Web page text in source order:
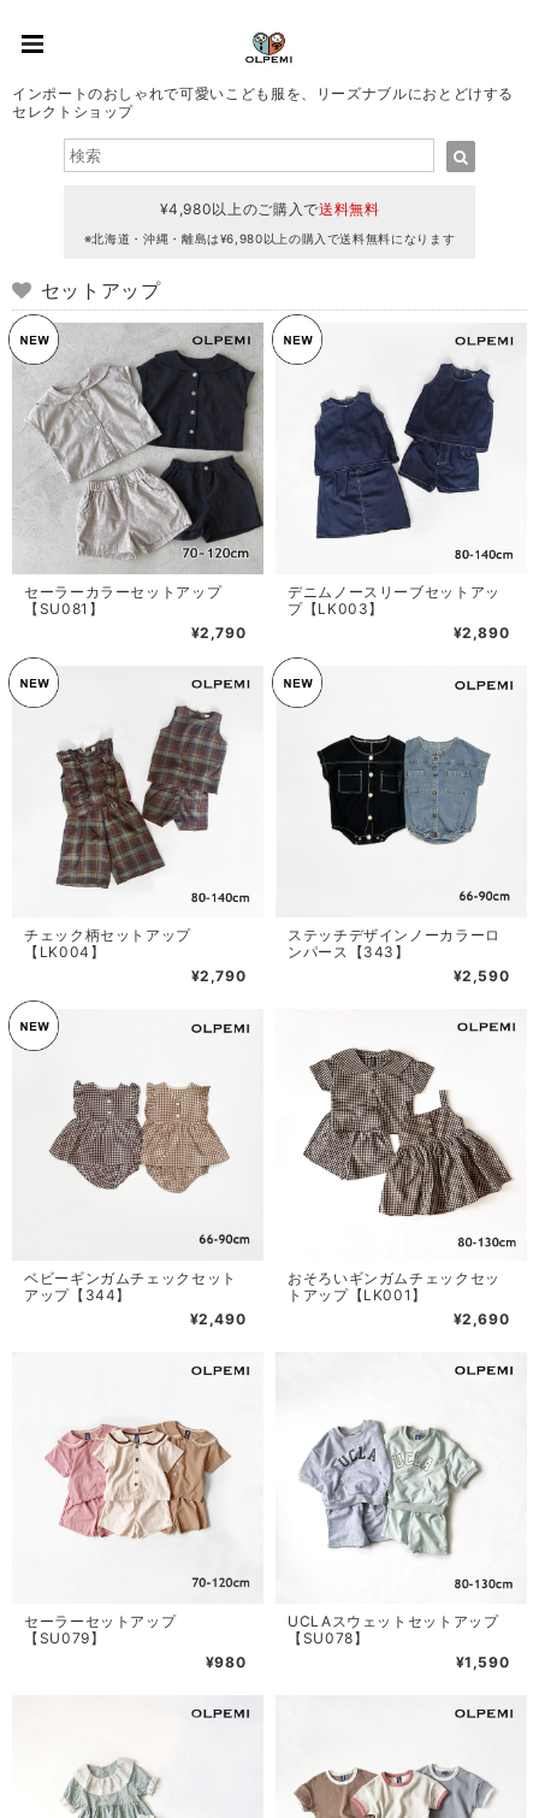
インポートのおしゃれで可愛いこども服を、リーズナブルにおとどけする
セレクトショップ
¥4,980以上のご購入で送料無料
※北海道・沖縄・離島は¥6,980以上の購入で送料無料になります
セットアップ
セーラーカラーセットアップ
【SU081】
¥2,790
デニムノースリーブセットアッ
プ【LK003】
¥2,890
チェック柄セットアップ
【LK004】
¥2,790
ステッチデザインノーカラーロ
ンパース【343】
¥2,590
ベビーギンガムチェックセット
アップ【344】
¥2,490
おそろいギンガムチェックセッ
トアップ【LK001】
¥2,690
セーラーセットアップ
【SU079】
¥980
UCLAスウェットセットアップ
【SU078】
¥1,590